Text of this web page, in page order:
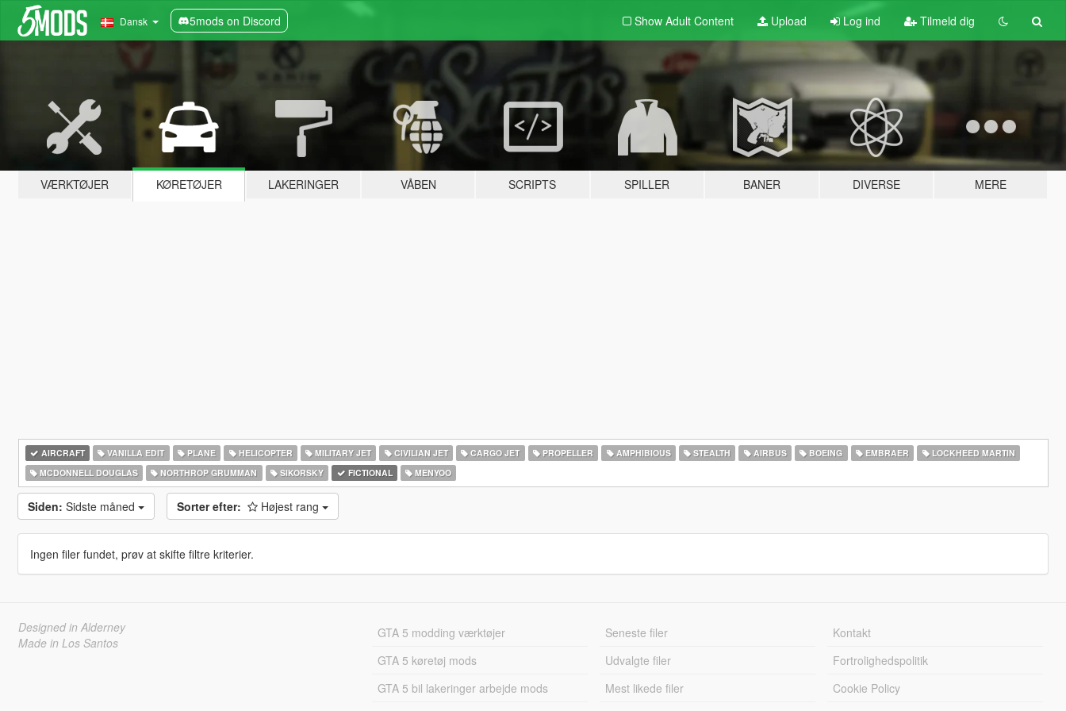
Dansk 5mods on Discord Show Adult Content Upload Log ind Tilmeld dig
VÆRKTØJER KØRETØJER LAKERINGER VÅBEN SCRIPTS SPILLER BANER DIVERSE MERE
AIRCRAFT VANILLA EDIT PLANE HELICOPTER MILITARY JET CIVILIAN JET CARGO JET PROPELLER AMPHIBIOUS STEALTH AIRBUS BOEING EMBRAER
LOCKHEED MARTIN
MCDONNELL DOUGLAS
NORTHROP GRUMMAN SIKORSKY FICTIONAL MENYOO
Siden: Sidste måned Sorter efter: Højest rang
Ingen filer fundet, prøv at skifte filtre kriterier.
Designed in Alderney
Made in Los Santos
GTA 5 modding værktøjer
GTA 5 køretøj mods
GTA 5 bil lakeringer arbejde mods
Seneste filer
Udvalgte filer
Mest likede filer
Kontakt
Fortrolighedspolitik
Cookie Policy